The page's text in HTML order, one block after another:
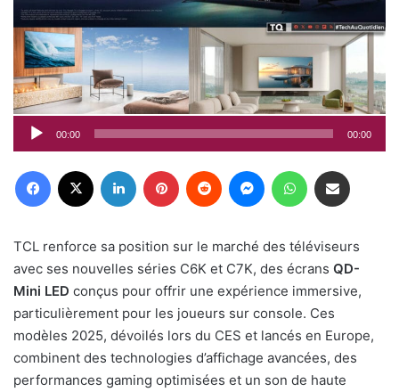
00:00 00:00
Facebook Linkedin Pinterest Reddit MessengerWhatsApp
TCL renforce sa position sur le marché des téléviseurs
avec ses nouvelles séries C6K et C7K, des écrans QD-
Mini LED conçus pour offrir une expérience immersive,
particulièrement pour les joueurs sur console. Ces
modèles 2025, dévoilés lors du CES et lancés en Europe,
combinent des technologies d’affichage avancées, des
performances gaming optimisées et un son de haute